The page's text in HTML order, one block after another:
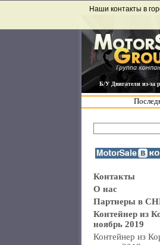
Б/У Двигатели из-за
Наши контакты в
Контакты
О нас
Партнеры в
Контейнер из
ноябрь 2019
Контейнер из